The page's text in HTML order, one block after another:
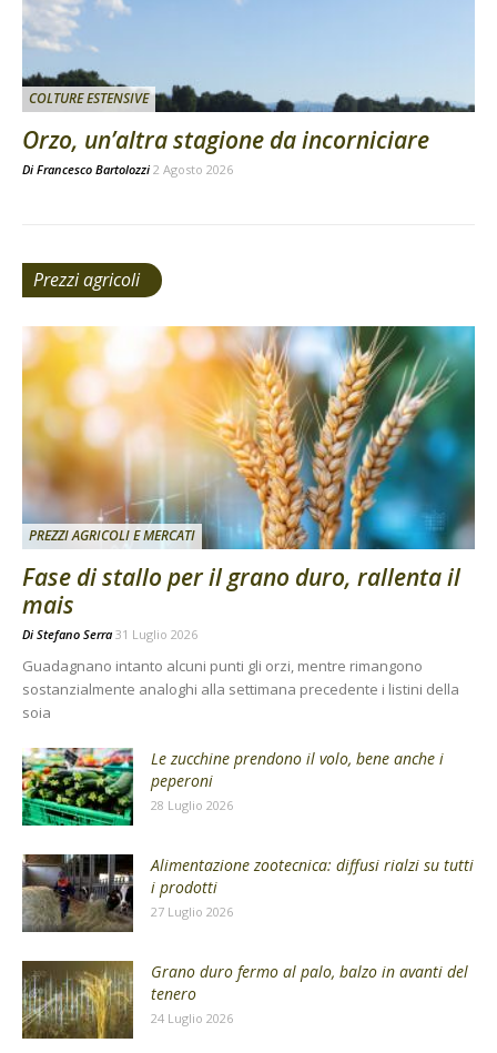
COLTURE ESTENSIVE
Orzo, un’altra stagione da incorniciare
Di Francesco Bartolozzi 2 Agosto 2026
Prezzi agricoli
PREZZI AGRICOLI E MERCATI
Fase di stallo per il grano duro, rallenta il
mais
Di Stefano Serra 31 Luglio 2026
Guadagnano intanto alcuni punti gli orzi, mentre rimangono
sostanzialmente analoghi alla settimana precedente i listini della
soia
Le zucchine prendono il volo, bene anche i
peperoni
28 Luglio 2026
Alimentazione zootecnica: diffusi rialzi su tutti
i prodotti
27 Luglio 2026
Grano duro fermo al palo, balzo in avanti del
tenero
24 Luglio 2026